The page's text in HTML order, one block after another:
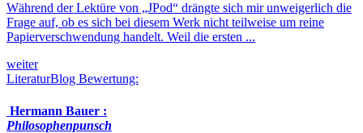
Während der Lektüre von „JPod“ drängte sich mir unweigerlich die
Frage auf, ob es sich bei diesem Werk nicht teilweise um reine
Papierverschwendung handelt. Weil die ersten ...
weiter
LiteraturBlog Bewertung:
Hermann Bauer :
Philosophenpunsch